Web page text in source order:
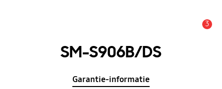
3
SM-S906B/DS
Garantie-informatie